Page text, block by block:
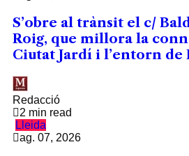
S’obre al trànsit el c/
Roig, que millora la
Ciutat Jardí i l’entorn de
Redacció
2 min read
Lleida
ag. 07, 2026